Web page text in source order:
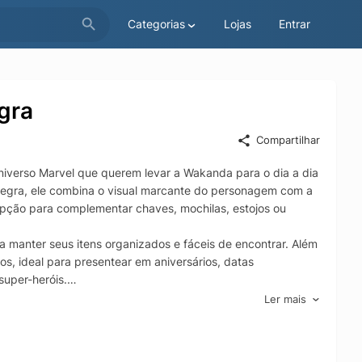
Categorias Lojas Entrar
Compartilhar
Marvel que querem levar a Wakanda para o dia a dia
ele combina o visual marcante do personagem com a
para complementar chaves, mochilas, estojos ou
seus itens organizados e fáceis de encontrar. Além
ideal para presentear em aniversários, datas
heróis.
criativa e como peça de coleção para quem
um chaveiro do Pantera Negra com visual autêntico e
qualquer lugar.
Ler mais